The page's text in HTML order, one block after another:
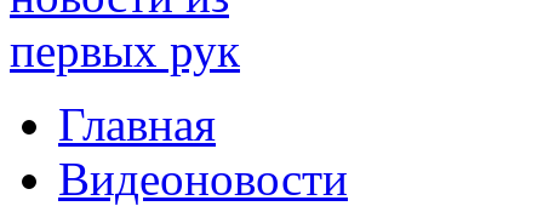
Главная
Видеоновости